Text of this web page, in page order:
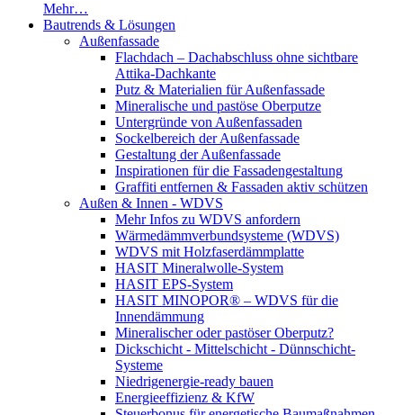
Mehr…
Bautrends & Lösungen
Außenfassade
Flachdach – Dachabschluss ohne sichtbare
Attika-Dachkante
Putz & Materialien für Außenfassade
Mineralische und pastöse Oberputze
Untergründe von Außenfassaden
Sockelbereich der Außenfassade
Gestaltung der Außenfassade
Inspirationen für die Fassadengestaltung
Graffiti entfernen & Fassaden aktiv schützen
Außen & Innen - WDVS
Mehr Infos zu WDVS anfordern
Wärmedämmverbundsysteme (WDVS)
WDVS mit Holzfaserdämmplatte
HASIT Mineralwolle-System
HASIT EPS-System
HASIT MINOPOR® – WDVS für die
Innendämmung
Mineralischer oder pastöser Oberputz?
Dickschicht - Mittelschicht - Dünnschicht-
Systeme
Niedrigenergie-ready bauen
Energieeffizienz & KfW